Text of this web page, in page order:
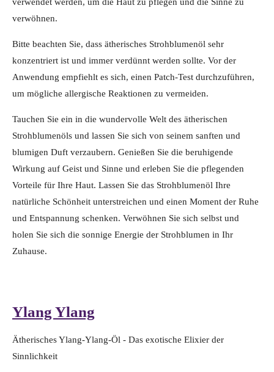
verwöhnen.
Bitte beachten Sie, dass ätherisches Strohblumenöl sehr
konzentriert ist und immer verdünnt werden sollte. Vor der
Anwendung empfiehlt es sich, einen Patch-Test durchzuführen,
um mögliche allergische Reaktionen zu vermeiden.
Tauchen Sie ein in die wundervolle Welt des ätherischen
Strohblumenöls und lassen Sie sich von seinem sanften und
blumigen Duft verzaubern. Genießen Sie die beruhigende
Wirkung auf Geist und Sinne und erleben Sie die pflegenden
Vorteile für Ihre Haut. Lassen Sie das Strohblumenöl Ihre
natürliche Schönheit unterstreichen und einen Moment der Ruhe
und Entspannung schenken. Verwöhnen Sie sich selbst und
holen Sie sich die sonnige Energie der Strohblumen in Ihr
Zuhause.
Ylang Ylang
Ätherisches Ylang-Ylang-Öl - Das exotische Elixier der
Sinnlichkeit